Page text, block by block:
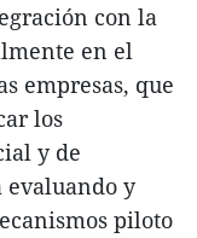
con la
en el
empresas, que
los
y de
evaluando y
piloto